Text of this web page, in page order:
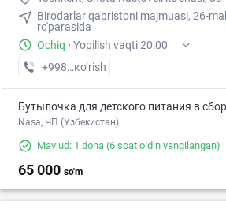
Birodarlar qabristoni majmuasi, 26-
ro'parasida
Ochiq · Yopilish vaqti 20:00
+998 (71) XXX-XX-XX
кo’rish
Бутылочка для детского питания в
Nasa, ЧП (Узбекистан)
Mavjud: 1 dona (6 soat oldin yangilangan)
65 000 so'm